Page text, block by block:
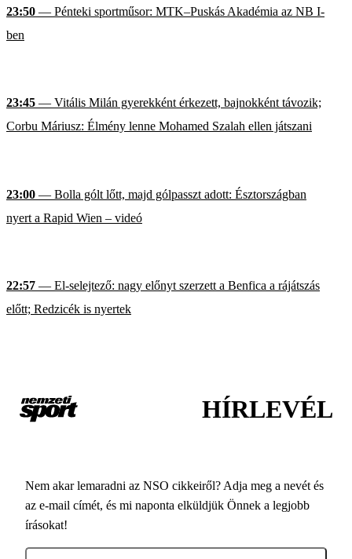
23:50 — Pénteki sportműsor: MTK–Puskás Akadémia az NB I-
ben
23:45 — Vitális Milán gyerekként érkezett, bajnokként távozik;
Corbu Máriusz: Élmény lenne Mohamed Szalah ellen játszani
23:00 — Bolla gólt lőtt, majd gólpasszt adott: Észtországban
nyert a Rapid Wien – videó
22:57 — El-selejtező: nagy előnyt szerzett a Benfica a rájátszás
előtt; Redzicék is nyertek
HÍRLEVÉL
Nem akar lemaradni az NSO cikkeiről? Adja meg a nevét és
az e-mail címét, és mi naponta elküldjük Önnek a legjobb
írásokat!